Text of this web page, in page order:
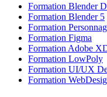
Formation Blender
Formation Blender 5
Formation
Formation Figma
Formation Adobe
Formation LowPoly
Formation UI/UX
Formation